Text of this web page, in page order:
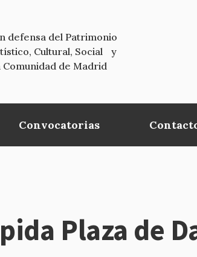
defensa del Patrimonio
Cultural, Social y
Comunidad de Madrid
Convocatorias
Plaza de